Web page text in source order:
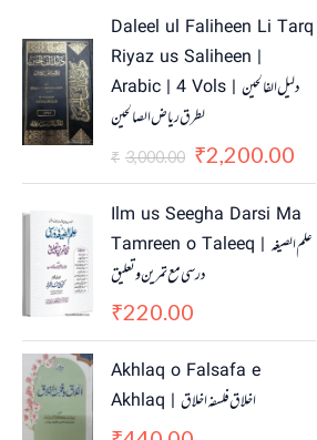
Daleel ul Faliheen Li Tarq
Riyaz us Saliheen |
Arabic | 4 Vols | دلیل الفالحین
لطرق ریاض الصالحین
₹ 3,000.00
r
i
g
i
n
p
r
i
w
s
₹2,200.00
r
r
i
Ilm us Seegha Darsi Ma
Tamreen o Taleeq | علم الصیغہ
درسی مع تمرین و تعلیق
₹220.00
Akhlaq o Falsafa e
Akhlaq | اخلاق فلسفہ اخلاق